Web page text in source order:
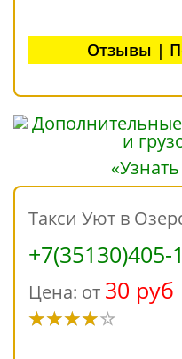
Отзывы |
Такси Уют в
+7(35130)405-
Цена: от 30 руб